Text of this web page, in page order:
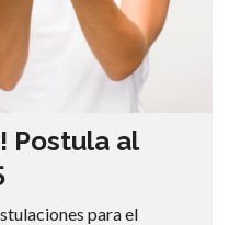
Postula al
para el